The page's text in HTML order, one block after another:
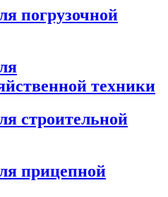
погрузочной
техники
строительной
прицепной